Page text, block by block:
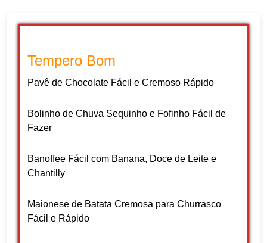
Tempero Bom
Pavê de Chocolate Fácil e Cremoso Rápido
Bolinho de Chuva Sequinho e Fofinho Fácil de
Fazer
Banoffee Fácil com Banana, Doce de Leite e
Chantilly
Maionese de Batata Cremosa para Churrasco
Fácil e Rápido